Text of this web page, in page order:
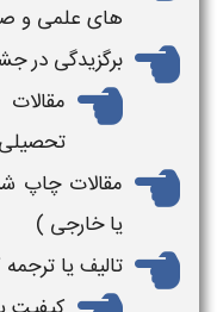
های علمی و
برگزیدگی در
تحصیلی
مقالات چاپ
یا خارجی )
تالیف یا